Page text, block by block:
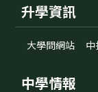
升學資訊
大學問網站
中學情報